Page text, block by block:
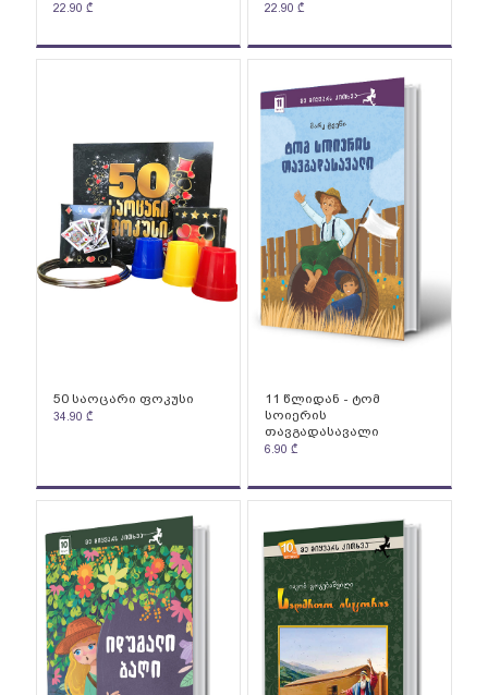
22.90 ₾ 22.90 ₾
50 საოცარი ფოკუსი
34.90 ₾
11 წლიდან - ტომ
სოიერის
თავგადასავალი
6.90 ₾